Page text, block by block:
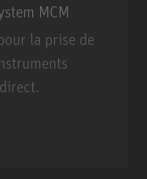
MCM
la prise de